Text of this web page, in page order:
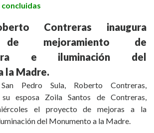
Contreras inaugura
de mejoramiento de
e iluminación del
la Madre.
Pedro Sula, Roberto Contreras,
esposa Zoila Santos de Contreras,
el proyecto de mejoras a la
del Monumento a la Madre.